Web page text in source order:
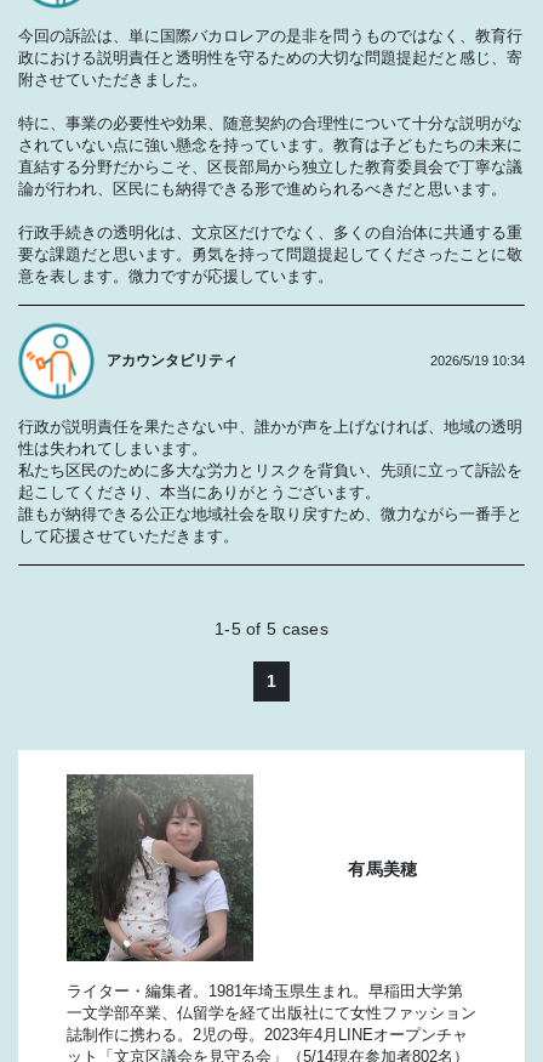
今回の訴訟は、単に国際バカロレアの是非を問うものではなく、教育行
政における説明責任と透明性を守るための大切な問題提起だと感じ、寄
附させていただきました。
特に、事業の必要性や効果、随意契約の合理性について十分な説明がな
されていない点に強い懸念を持っています。教育は子どもたちの未来に
直結する分野だからこそ、区長部局から独立した教育委員会で丁寧な議
論が行われ、区民にも納得できる形で進められるべきだと思います。
行政手続きの透明化は、文京区だけでなく、多くの自治体に共通する重
要な課題だと思います。勇気を持って問題提起してくださったことに敬
意を表します。微力ですが応援しています。
アカウンタビリティ
行政が説明責任を果たさない中、誰かが声を上げなければ、地域の透明
性は失われてしまいます。
私たち区民のために多大な労力とリスクを背負い、先頭に立って訴訟を
起こしてくださり、本当にありがとうございます。
誰もが納得できる公正な地域社会を取り戻すため、微力ながら一番手と
して応援させていただきます。
2026/5/19 10:34
1-5of 5 cases
1
有馬美穂
ライター・編集者。1981年埼玉県生まれ。早稲田大学第
一文学部卒業、仏留学を経て出版社にて女性ファッション
誌制作に携わる。2児の母。2023年4月LINEオープンチャ
ット「文京区議会を見守る会」（5/14現在参加者802名）